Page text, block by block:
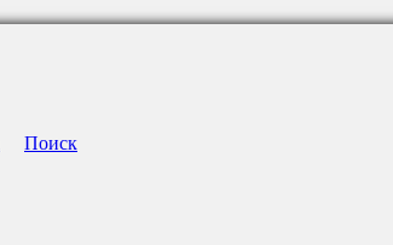
Поиск